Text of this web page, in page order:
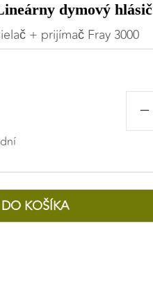
dymový hlásič
+ prijímač Fray 3000
−